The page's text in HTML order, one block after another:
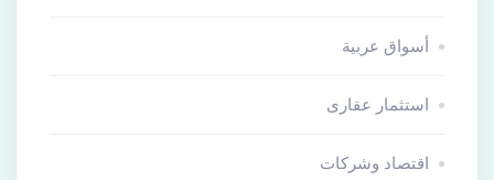
أسواق عربية
استثمار عقارى
اقتصاد وشركات